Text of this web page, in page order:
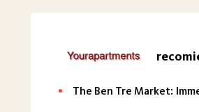
The Ben Tre Market: